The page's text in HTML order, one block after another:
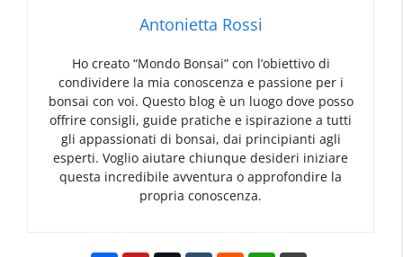
Antonietta Rossi
Ho creato “Mondo Bonsai” con l’obiettivo di
condividere la mia conoscenza e passione per i
bonsai con voi. Questo blog è un luogo dove posso
offrire consigli, guide pratiche e ispirazione a tutti
gli appassionati di bonsai, dai principianti agli
esperti. Voglio aiutare chiunque desideri iniziare
questa incredibile avventura o approfondire la
propria conoscenza.